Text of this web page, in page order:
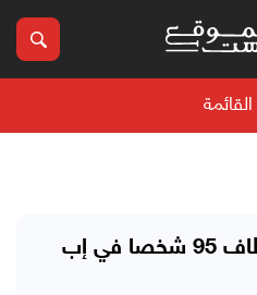
القائمة
منظمة رصد توثق اختطاف 95 شخصا في إب